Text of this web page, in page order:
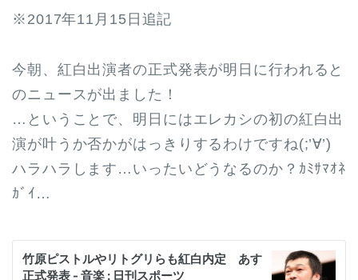
※2017年11月15日追記
今朝、紅白出演者の正式発表が明日に行われると
のニュースが出ました！
…ということで、明日にはエレカシの初の紅白出
演が叶うか否かがはっきりするわけですね(;’∀’)
ハラハラします…いったいどうなるのか？ｶﾐｻﾏｵﾈ
ｶﾞｲ…